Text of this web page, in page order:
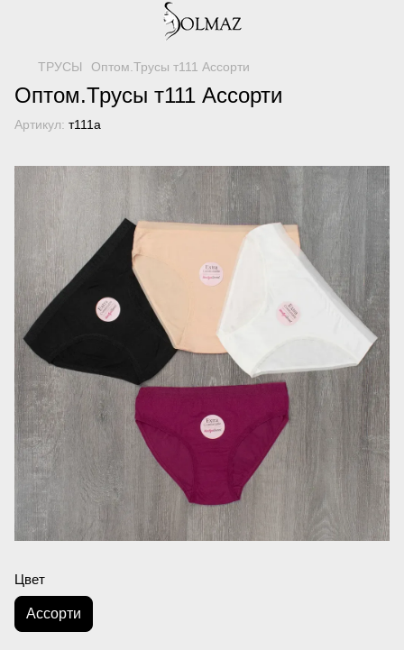
ТРУСЫ Оптом.Трусы т111 Ассорти
Оптом.Трусы т111 Ассорти
Артикул: т111а
Цвет
Асcорти